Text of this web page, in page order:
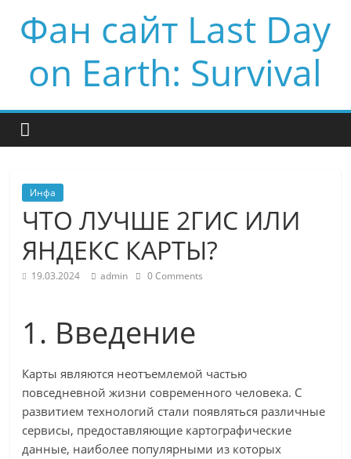
Фан сайт Last Day
on Earth: Survival
Инфа
ЧТО ЛУЧШЕ 2ГИС ИЛИ
ЯНДЕКС КАРТЫ?
19.03.2024 admin 0 Comments
1. Введение
Карты являются неотъемлемой частью
повседневной жизни современного человека. С
развитием технологий стали появляться различные
сервисы, предоставляющие картографические
данные, наиболее популярными из которых